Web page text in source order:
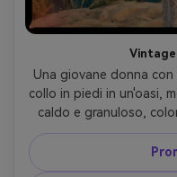
Una giovane donna
collo in piedi in un'oasi,
caldo e granuloso,
dune, girato su una
estetica,
fotorealistico